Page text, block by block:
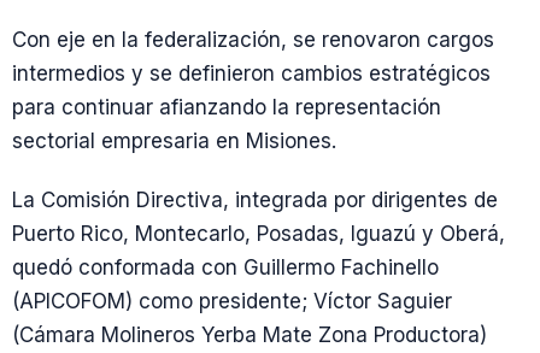
Con eje en la federalización, se renovaron cargos
intermedios y se definieron cambios estratégicos
para continuar afianzando la representación
sectorial empresaria en Misiones.
La Comisión Directiva, integrada por dirigentes de
Puerto Rico, Montecarlo, Posadas, Iguazú y Oberá,
quedó conformada con Guillermo Fachinello
(APICOFOM) como presidente; Víctor Saguier
(Cámara Molineros Yerba Mate Zona Productora)